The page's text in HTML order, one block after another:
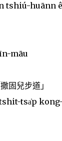
tshiú-huānn
māu
固兒步道」
tsa̍p